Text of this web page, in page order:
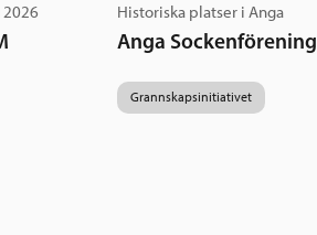
2026 Historiska platser i Anga
Anga Sockenförening
Grannskapsinitiativet